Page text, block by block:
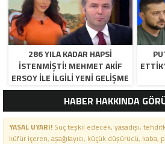
286 YILA KADAR HAPSI
ISTENMIŞTI! MEHMET AKIF
ERSOY ILE ILGILI YENI GELIŞME
HABER HAKKINDA
YASAL UYARI!Suç teşkil edecek, yasadışı,
küfür içeren, aşağılayıcı, küçük düşürücü, kaba,